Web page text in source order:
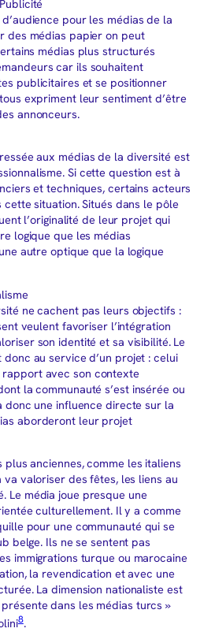
pour les médias de la
des médias papier on peut
médias plus structurés
car ils souhaitent
publicitaires et se positionner
expriment leur sentiment d’être
annonceurs.
aux médias de la diversité est
Si cette question est à
et techniques, certains acteurs
situation. Situés dans le pôle
l’originalité de leur projet qui
logique que les médias
autre optique que la logique
ne cachent pas leurs objectifs :
veulent favoriser l’intégration
son identité et sa visibilité. Le
au service d’un projet : celui
rapport avec son contexte
la communauté s’est insérée ou
donc une influence directe sur la
aborderont leur projet
plus anciennes, comme les italiens
va valoriser des fêtes, les liens au
Le média joue presque une
culturellement. Il y a comme
pour une communauté qui se
belge. Ils ne se sentent pas
immigrations turque ou marocaine
la revendication et avec une
La dimension nationaliste est
dans les médias turcs »
8.